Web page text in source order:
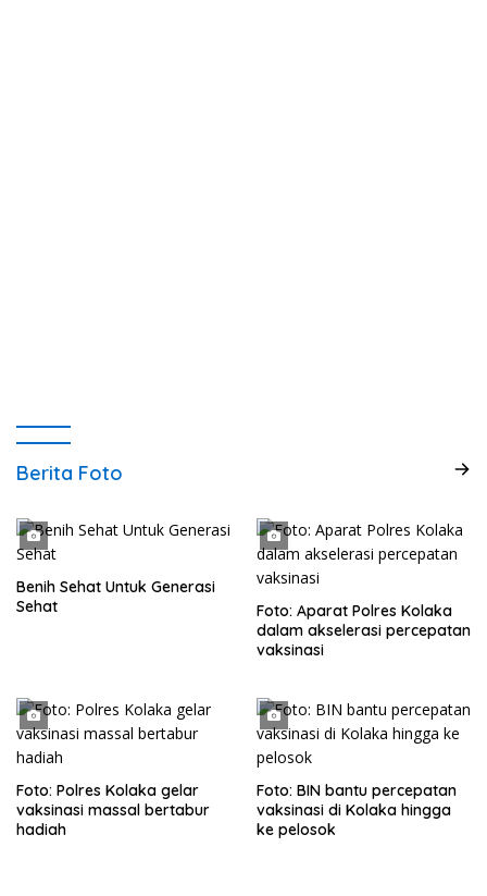
Berita Foto
Benih Sehat Untuk Generasi
Sehat
Foto: Aparat Polres Kolaka
dalam akselerasi percepatan
vaksinasi
Foto: Polres Kolaka gelar
vaksinasi massal bertabur
hadiah
Foto: BIN bantu percepatan
vaksinasi di Kolaka hingga
ke pelosok